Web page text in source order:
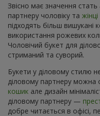
Звісно має значення
партнеру чоловіку та жінці
підходять більш вишукані
використання рожевих
Чоловічий букет для
стриманий та суворий.
Букети у діловому стилю
діловому партнеру
кошик але дизайн
діловому партнеру —
добре читається в офісі,